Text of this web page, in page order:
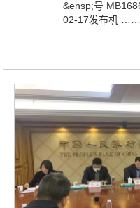
&ensp;号
02-17发布机 ……